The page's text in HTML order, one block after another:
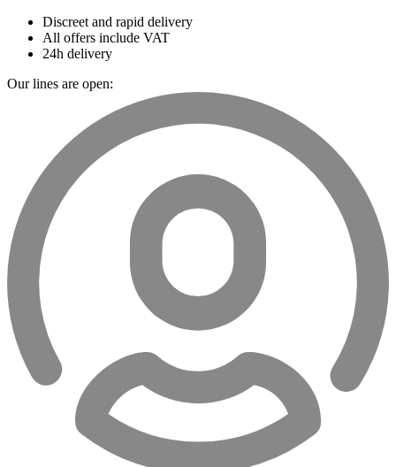
Discreet and rapid delivery
All offers include VAT
24h delivery
Our lines are open: